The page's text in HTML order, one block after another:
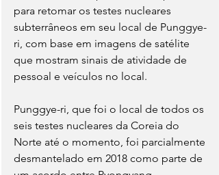
para retomar os testes nucleares
subterrâneos em seu local de Punggye-
ri, com base em imagens de satélite
que mostram sinais de atividade de
pessoal e veículos no local.
Punggye-ri, que foi o local de todos os
seis testes nucleares da Coreia do
Norte até o momento, foi parcialmente
desmantelado em 2018 como parte de